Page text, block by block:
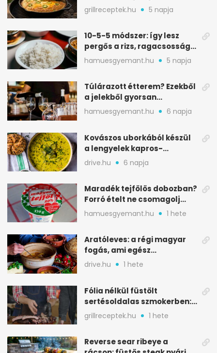
ropogós alj, puha belső
grillreceptek.hu 5 napja
10-5-5 módszer: így lesz
pergős a rizs, ragacsosság
nélkül
hamuesgyemant.hu 5 napja
Túlárazott étterem? Ezekből
a jelekből gyorsan
észreveheted
hamuesgyemant.hu 6 napja
Kovászos uborkából készül
a lengyelek kapros-
savanykás levese
drive.hu 6 napja
Maradék tejfölös dobozban?
Forró ételt ne csomagolj
ilyen tégelybe
hamuesgyemant.hu 1 hete
Aratóleves: a régi magyar
fogás, ami egész
csapatokat jóllakatott
drive.hu 1 hete
Fólia nélkül füstölt
sertésoldalas szmokerben:
ropogós bark, 6 óra
grillreceptek.hu 1 hete
Reverse sear ribeye a